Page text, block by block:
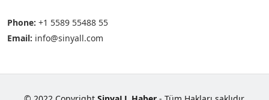
Phone: +1 5589 55488 55
Email: info@sinyall.com